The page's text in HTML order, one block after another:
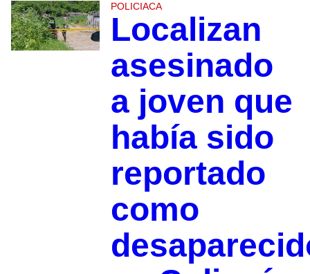
POLICIACA
Localizan
asesinado
a joven que
había sido
reportado
como